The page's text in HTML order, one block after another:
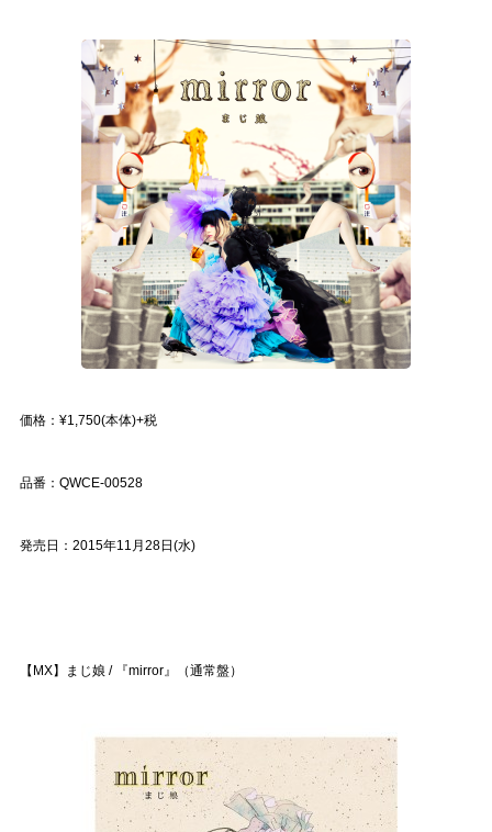
価格：¥1,750(本体)+税
品番：QWCE-00528
発売日：2015年11月28日(水)
【MX】まじ娘 / 『mirror』（通常盤）